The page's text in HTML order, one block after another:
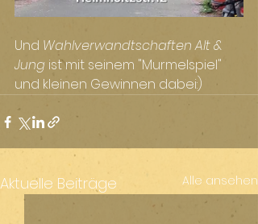
Und Wahlverwandtschaften Alt &
Jung ist mit seinem "Murmelspiel"
und kleinen Gewinnen dabei:)
Aktuelle Beiträge Alle ansehen